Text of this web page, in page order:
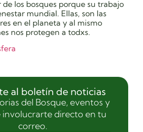
los bosques porque su trabajo
mundial. Ellas, son las
en el planeta y al mismo
nos protegen a todxs.
al boletín de noticias
del Bosque, eventos y
involucrarte directo en tu
correo.